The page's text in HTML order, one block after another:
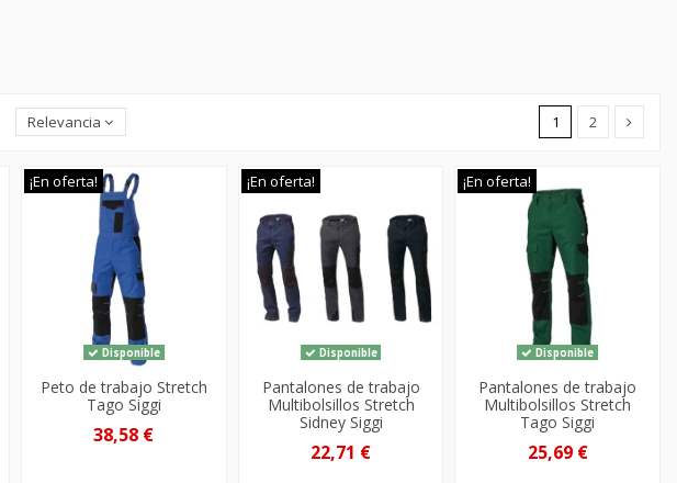
Relevancia 1 2
¡En oferta!
Disponible
Peto de trabajo Stretch
Tago Siggi
38,58 €
¡En oferta!
Disponible
Pantalones de trabajo
Multibolsillos Stretch
Sidney Siggi
22,71 €
¡En oferta!
Disponible
Pantalones de trabajo
Multibolsillos Stretch
Tago Siggi
25,69 €